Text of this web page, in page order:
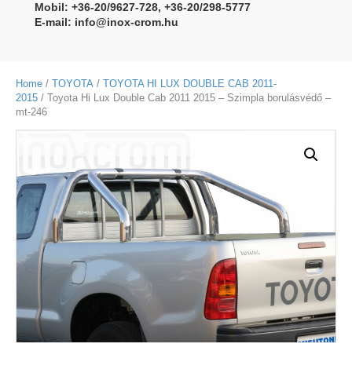
Mobil: +36-20/9627-728, +36-20/298-5777
E-mail: info@inox-crom.hu
Home / TOYOTA / TOYOTA HI LUX DOUBLE CAB 2011-
2015 / Toyota Hi Lux Double Cab 2011 2015 – Szimpla borulásvédő –
mt-246